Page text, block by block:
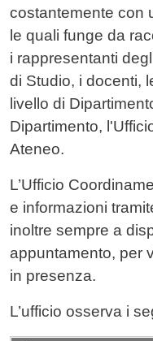
costantemente con
le quali funge da
i rappresentanti
di Studio, i docenti,
livello di
Dipartimento,
Ateneo.
L’Ufficio
e informazioni
inoltre sempre a
appuntamento, per
in presenza.
L’ufficio osserva i